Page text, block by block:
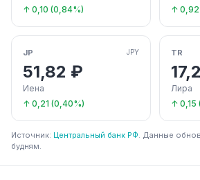
↑ 0,10 (0,84%)
↑
JP JPY
51,82 ₽
Иена
↑ 0,21 (0,40%)
TR
Лира
↑ 0,15
Источник: Центральный банк РФ. Данные
будням.